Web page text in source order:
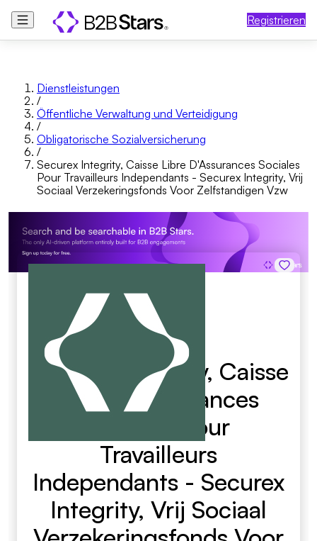
Registrieren
Dienstleistungen
/
Öffentliche Verwaltung und Verteidigung
/
Obligatorische Sozialversicherung
/
Securex Integrity, Caisse Libre D'Assurances Sociales
Pour Travailleurs Independants - Securex Integrity, Vrij
Sociaal Verzekeringsfonds Voor Zelfstandigen Vzw
Securex Integrity, Caisse
Libre D'Assurances
Sociales Pour
Travailleurs
Independants - Securex
Integrity, Vrij Sociaal